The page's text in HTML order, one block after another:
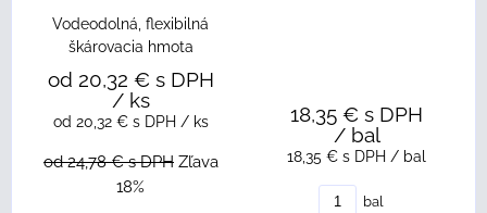
Vodeodolná, flexibilná
škárovacia hmota
od 20,32 € s DPH
/ ks
od 20,32 € s DPH / ks
od 24,78 €s DPH Zľava
18%
18,35 € s DPH
/ bal
18,35 € s DPH / bal
bal